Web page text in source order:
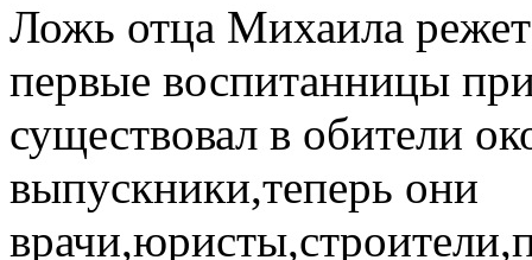
Ложь отца Михаила
первые воспитанницы
существовал в обители
выпускники,теперь они